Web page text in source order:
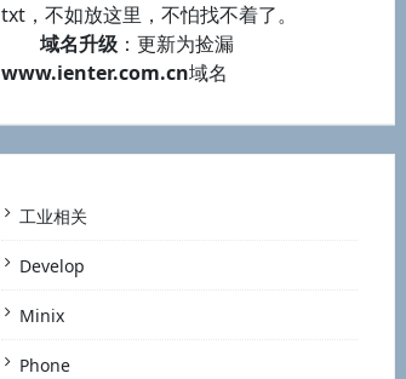
txt，不如放这里，不怕找不着了。
域名升级 ：更新为捡漏
www.ienter.com.cn域名
工业相关
Develop
Minix
Phone